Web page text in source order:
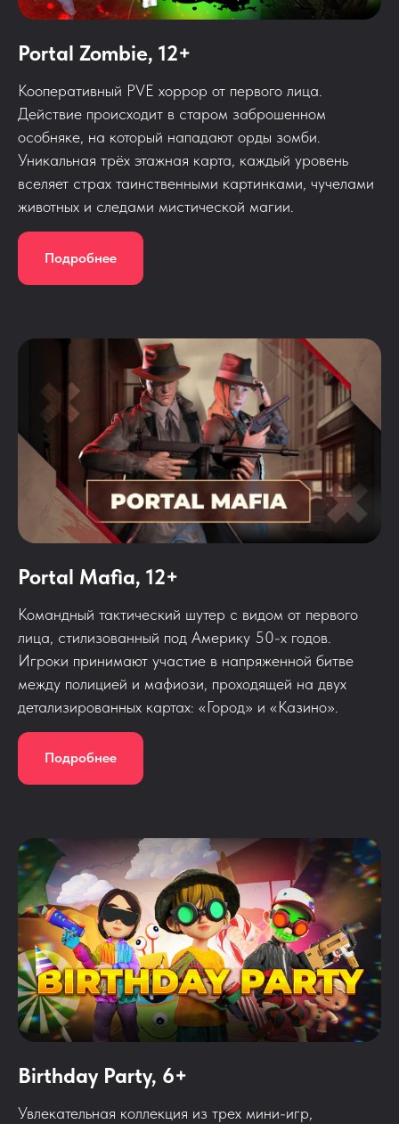
Portal Zombie, 12+
Кооперативный PVE хоррор от первого лица.
Действие происходит в старом заброшенном
особняке, на который нападают орды зомби.
Уникальная трёх этажная карта, каждый уровень
вселяет страх таинственными картинками, чучелами
животных и следами мистической магии.
Подробнее
Portal Mafia, 12+
Командный тактический шутер с видом от первого
лица, стилизованный под Америку 50-х годов.
Игроки принимают участие в напряженной битве
между полицией и мафиози, проходящей на двух
детализированных картах: «Город» и «Казино».
Подробнее
Birthday Party, 6+
Увлекательная коллекция из трех мини-игр,